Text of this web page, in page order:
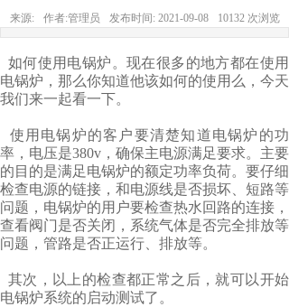
来源: 作者:管理员 发布时间: 2021-09-08 10132 次浏览
如何使用电锅炉。现在很多的地方都在使用
电锅炉，那么你知道他该如何的使用么，今天
我们来一起看一下。
使用电锅炉的客户要清楚知道电锅炉的功
率，电压是380v，确保主电源满足要求。主要
的目的是满足电锅炉的额定功率负荷。要仔细
检查电源的链接，和电源线是否损坏、短路等
问题，电锅炉的用户要检查热水回路的连接，
查看阀门是否关闭，系统气体是否完全排放等
问题，管路是否正运行、排放等。
其次，以上的检查都正常之后，就可以开始
电锅炉系统的启动测试了。